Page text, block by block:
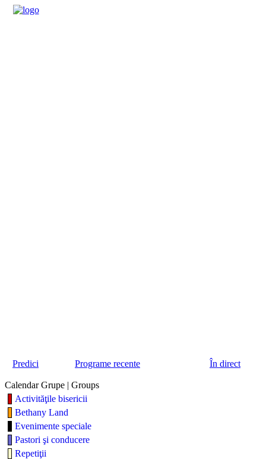
Predici Programe recente În direct
Calendar Grupe | Groups
Activităţile bisericii
Bethany Land
Evenimente speciale
Pastori şi conducere
Repetiţii